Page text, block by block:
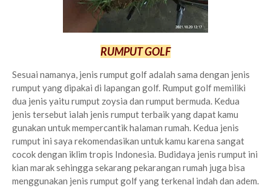
RUMPUT GOLF
Sesuai namanya, jenis rumput golf adalah sama dengan jenis
rumput yang dipakai di lapangan golf. Rumput golf memiliki
dua jenis yaitu rumput zoysia dan rumput bermuda. Kedua
jenis tersebut ialah jenis rumput terbaik yang dapat kamu
gunakan untuk mempercantik halaman rumah. Kedua jenis
rumput ini saya rekomendasikan untuk kamu karena sangat
cocok dengan iklim tropis Indonesia. Budidaya jenis rumput ini
kian marak sehingga sekarang pekarangan rumah juga bisa
menggunakan jenis rumput golf yang terkenal indah dan adem.